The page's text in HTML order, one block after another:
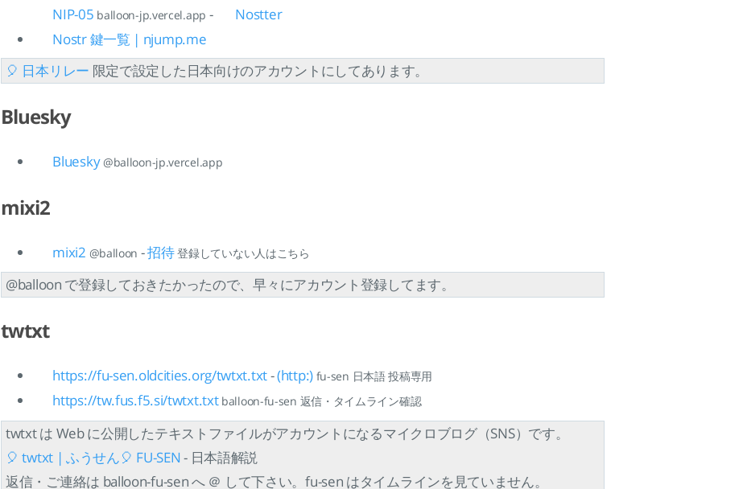
NIP-05 balloon-jp.vercel.app -
Nostter
Nostr 鍵一覧 | njump.me
🎈 日本リレー 限定で設定した日本向けのアカウントにしてあります。
Bluesky
Bluesky @balloon-jp.vercel.app
mixi2
mixi2 @balloon -招待登録していない人はこちら
@balloon で登録しておきたかったので、早々にアカウント登録してます。
twtxt
https://fu-sen.oldcities.org/twtxt.txt-(http:) fu-sen 日本語 投稿専用
https://tw.fus.f5.si/twtxt.txt balloon-fu-sen 返信・タイムライン確認
twtxt は Web に公開したテキストファイルがアカウントになるマイクロブログ（SNS）です。
🎈 twtxt | ふうせん🎈 FU-SEN- 日本語解説
返信・ご連絡は balloon-fu-sen へ ＠ して下さい。fu-sen はタイムラインを見ていません。